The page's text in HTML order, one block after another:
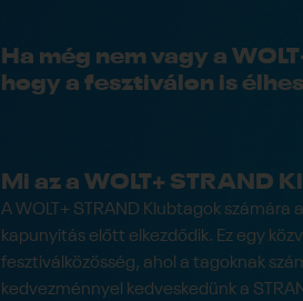
Ha még nem vagy a
hogy a fesztiválon is
Mi az a WOLT+ STRAND
A WOLT+ STRAND Klubtagok számára
kapunyitás előtt elkezdődik. Ez egy
fesztiválközösség, ahol a tagoknak
kedvezménnyel kedveskedünk a